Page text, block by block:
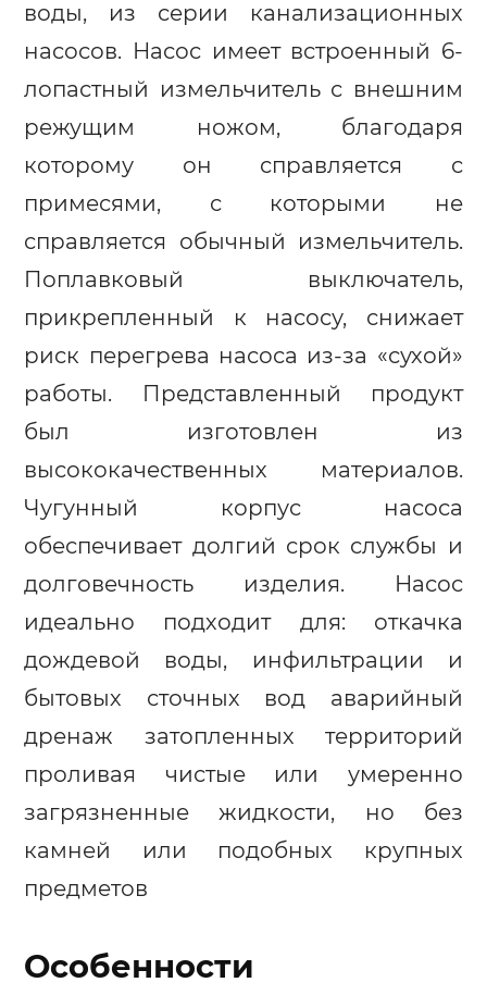
воды, из серии канализационных
насосов. Насос имеет встроенный 6-
лопастный измельчитель с внешним
режущим ножом, благодаря
которому он справляется с
примесями, с которыми не
справляется обычный измельчитель.
Поплавковый выключатель,
прикрепленный к насосу, снижает
риск перегрева насоса из-за «сухой»
работы. Представленный продукт
был изготовлен из
высококачественных материалов.
Чугунный корпус насоса
обеспечивает долгий срок службы и
долговечность изделия. Насос
идеально подходит для: откачка
дождевой воды, инфильтрации и
бытовых сточных вод аварийный
дренаж затопленных территорий
проливая чистые или умеренно
загрязненные жидкости, но без
камней или подобных крупных
предметов
Особенности